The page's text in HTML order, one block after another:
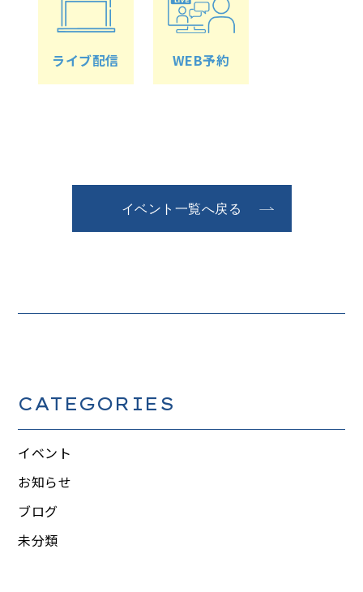
ライブ配信 WEB予約
イベント一覧へ戻る
CATEGORIES
イベント
お知らせ
ブログ
未分類